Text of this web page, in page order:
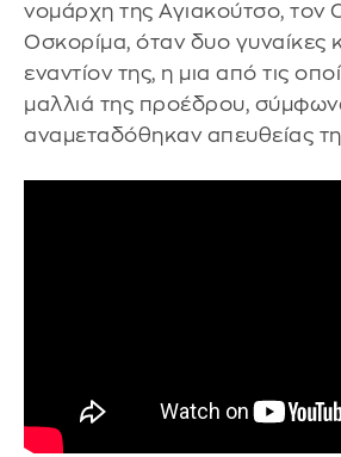
νομάρχη της Αγιακούτσο, τον
Οσκορίμα, όταν δυο γυναίκες
εναντίον της, η μια από τις
μαλλιά της προέδρου,
αναμεταδόθηκαν απευθείας